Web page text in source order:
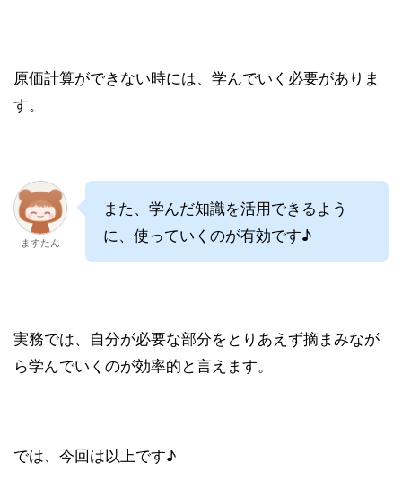
原価計算ができない時には、学んでいく必要がありま
す。
ますたん
また、学んだ知識を活用できるよう
に、使っていくのが有効です♪
実務では、自分が必要な部分をとりあえず摘まみなが
ら学んでいくのが効率的と言えます。
では、今回は以上です♪